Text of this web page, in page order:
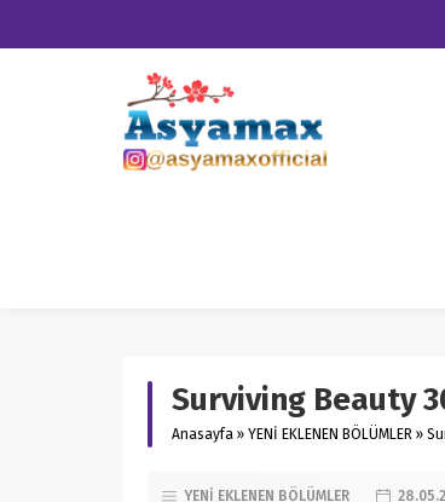
Surviving Beauty
Anasayfa » YENİ EKLENEN BÖLÜMLER »
YENİ EKLENEN BÖLÜMLER